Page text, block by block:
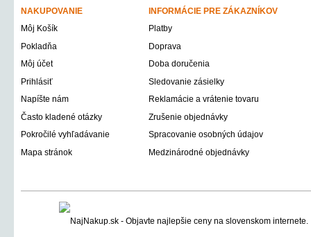
NAKUPOVANIE
INFORMÁCIE PRE ZÁKAZNÍKOV
Môj Košík
Platby
Pokladňa
Doprava
Môj účet
Doba doručenia
Prihlásiť
Sledovanie zásielky
Napíšte nám
Reklamácie a vrátenie tovaru
Často kladené otázky
Zrušenie objednávky
Pokročilé vyhľadávanie
Spracovanie osobných údajov
Mapa stránok
Medzinárodné objednávky